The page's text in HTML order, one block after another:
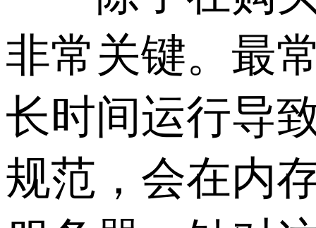
非常关键。最
长时间运行导
规范，会在内